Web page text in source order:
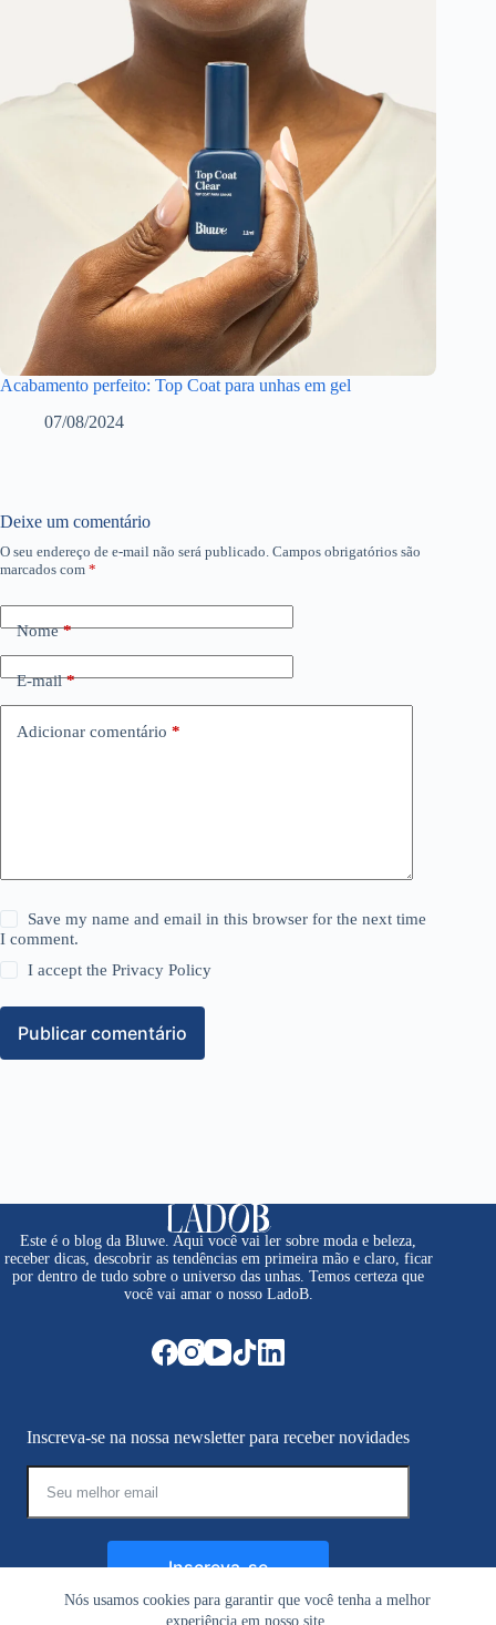
Nós usamos cookies para garantir que você tenha a melhor
experiência em nosso site.
Acabamento perfeito: Top Coat para unhas em gel
07/08/2024
Deixe um comentário
O seu endereço de e-mail não será publicado. Campos obrigatórios são
marcados com *
Nome*
E-mail*
Adicionar comentário *
Save my name and email in this browser for the next time
I comment.
I accept thePrivacy Policy
Publicar comentário
Este é o blog da Bluwe. Aqui você vai ler sobre moda e beleza,
receber dicas, descobrir as tendências em primeira mão e claro, ficar
por dentro de tudo sobre o universo das unhas. Temos certeza que
você vai amar o nosso LadoB.
Inscreva-se na nossa newsletter para receber novidades
Inscreva-se